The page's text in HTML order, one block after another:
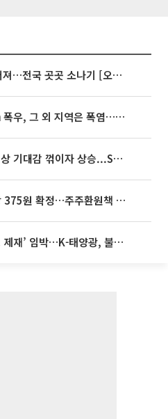
35도 안팎 무더위 이어져…전국 곳곳 소나기 [오늘 날씨]
동해안은 시간당 80㎜ 폭우, 그 외 지역은 폭염…‘극과 극 날씨’
뉴욕증시, 연준 금리인상 기대감 꺾이자 상승...S&P500 사상 최고치 [종합]
SK하이닉스, 분기배당 375원 확정…주주환원책 9월로 앞당겨 발표
美 ‘232조 하이브리드 제재’ 임박…K-태양광, 불확실성 털고 날개 다나